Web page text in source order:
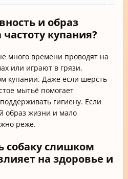
и образ
купания?
много времени проводят на
или играют в грязи,
купании. Даже если шерсть
мытьё помогает
гигиену. Если
образ жизни и мало
реже.
собаку слишком
на здоровье и